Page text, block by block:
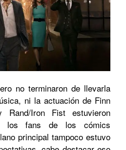
no terminaron de llevarla
ni la actuación de Finn
Rand/Iron Fist estuvieron
los fans de los cómics
principal tampoco estuvo